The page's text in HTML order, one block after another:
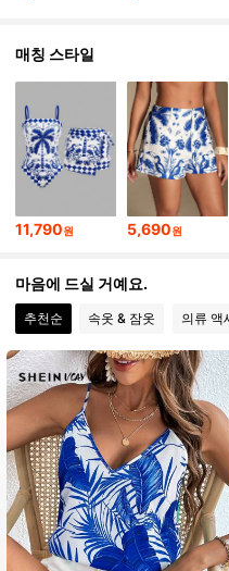
393K 팔로워
4.92 393K 팔로워
4.92 393K 팔로워
4.92 393K 팔로워
매칭 스타일
11,790원 5,690원
마음에 드실 거예요.
추천순 속옷 & 잠옷 의류 액